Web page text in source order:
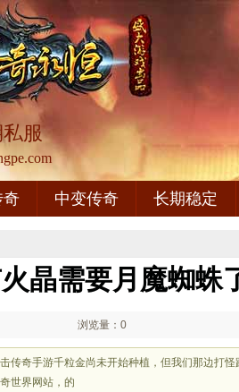
服
奇 中变传奇 长期稳定
晶需要月魔蜘蛛
浏览量：0
传奇手游千粒金尚未开始种植，但我们那边打
世界网站，的